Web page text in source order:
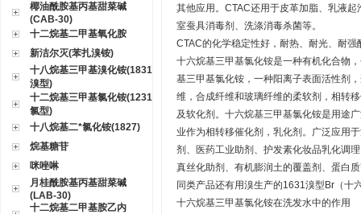
椰油酰胺基丙基甜菜碱
(CAB-30)
十二烷基二甲基氧化胺
新洁尔灭(苯扎溴铵)
十八烷基三甲基溴化铵(1831
溴型)
十二烷基三甲基氯化铵(1231
氯型)
十八烷基二*氯化铵(1827)
烷基糖苷
咪唑啉
月桂酰胺基丙基甜菜碱
(LAB-30)
十二烷基二甲基胺乙内
其他应用。CTAC还用于皮革加脂、乳液
室蚕具消毒剂、洗涤消毒杀菌等。
CTAC的化学稳定性好，耐热、耐光、耐
十六烷基三甲基氯化铵是一种有机化合物
基三甲基氯化铵，一种阳离子表面活性剂
维，合成纤维和玻璃纤维的柔软剂，相转
及软化剂。十六烷基三甲基氯化铵是用途
业作为相转移催化剂，乳化剂。广泛应用
剂、医药工业助剂、护发素化妆品乳化调
真丝化助剂、有机膨润土的覆盖剂、蛋白
同类产品还有用溴生产的1631溴型Br（十
十六烷基三甲基氯化铵在洗发水中的作用